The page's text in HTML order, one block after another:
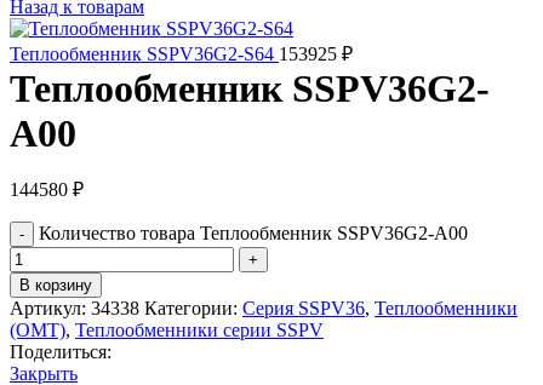
Назад к товарам
Теплообменник SSPV36G2-S64 153925 ₽
Теплообменник SSPV36G2-
A00
144580 ₽
Количество товара Теплообменник SSPV36G2-A00
В корзину
Артикул: 34338 Категории: Серия SSPV36, Теплообменники
(OMT), Теплообменники серии SSPV
Поделиться:
Закрыть